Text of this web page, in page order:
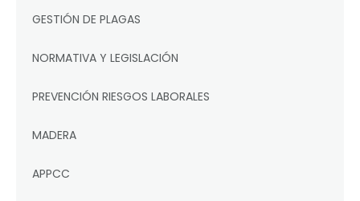
GESTIÓN DE PLAGAS
NORMATIVA Y LEGISLACIÓN
PREVENCIÓN RIESGOS LABORALES
MADERA
APPCC